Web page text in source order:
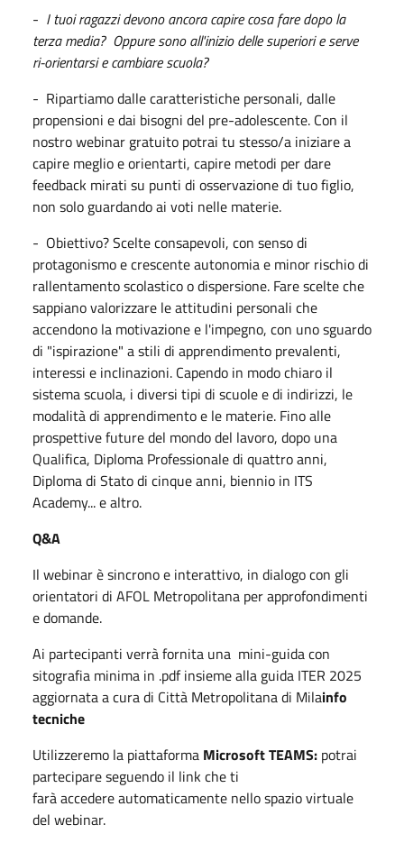
- I tuoi ragazzi devono ancora capire cosa fare dopo la
terza media? Oppure sono all'inizio delle superiori e serve
ri-orientarsi e cambiare scuola?
- Ripartiamo dalle caratteristiche personali, dalle
propensioni e dai bisogni del pre-adolescente. Con il
nostro webinar gratuito potrai tu stesso/a iniziare a
capire meglio e orientarti, capire metodi per dare
feedback mirati su punti di osservazione di tuo figlio,
non solo guardando ai voti nelle materie.
- Obiettivo? Scelte consapevoli, con senso di
protagonismo e crescente autonomia e minor rischio di
rallentamento scolastico o dispersione. Fare scelte che
sappiano valorizzare le attitudini personali che
accendono la motivazione e l'impegno, con uno sguardo
di "ispirazione" a stili di apprendimento prevalenti,
interessi e inclinazioni. Capendo in modo chiaro il
sistema scuola, i diversi tipi di scuole e di indirizzi, le
modalità di apprendimento e le materie. Fino alle
prospettive future del mondo del lavoro, dopo una
Qualifica, Diploma Professionale di quattro anni,
Diploma di Stato di cinque anni, biennio in ITS
Academy... e altro.
Q&A
Il webinar è sincrono e interattivo, in dialogo con gli
orientatori di AFOL Metropolitana per approfondimenti
e domande.
Ai partecipanti verrà fornita una mini-guida con
sitografia minima in .pdf insieme alla guida ITER 2025
aggiornata a cura di Città Metropolitana di Milainfo
tecniche
Utilizzeremo la piattaforma Microsoft TEAMS: potrai
partecipare seguendo il link che ti
farà accedere automaticamente nello spazio virtuale
del webinar.